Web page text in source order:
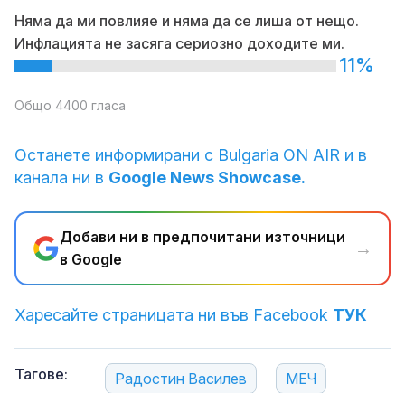
Няма да ми повлияе и няма да се лиша от нещо.
Инфлацията не засяга сериозно доходите ми.
11%
Общо 4400 гласа
Останете информирани с Bulgaria ON AIR и в
канала ни в Google News Showcase.
Добави ни в предпочитани източници
в Google
→
Харесайте страницата ни във Facebook ТУК
Тагове: Радостин Василев МЕЧ